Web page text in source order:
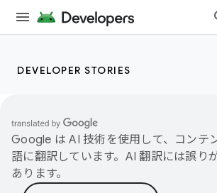
DEVELOPER STORIES
Google は AI 技術を使用して、コンテ
語に翻訳しています。AI 翻訳には誤り
あります。